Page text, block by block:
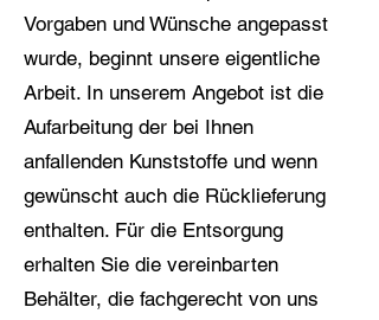
Vorgaben und Wünsche angepasst
wurde, beginnt unsere eigentliche
Arbeit. In unserem Angebot ist die
Aufarbeitung der bei Ihnen
anfallenden Kunststoffe und wenn
gewünscht auch die Rücklieferung
enthalten. Für die Entsorgung
erhalten Sie die vereinbarten
Behälter, die fachgerecht von uns